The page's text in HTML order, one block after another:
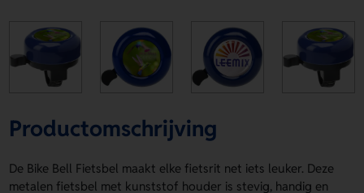
Productomschrijving
De Bike Bell Fietsbel maakt elke fietsrit net iets leuker. Deze
metalen fietsbel met kunststof houder is stevig, handig en